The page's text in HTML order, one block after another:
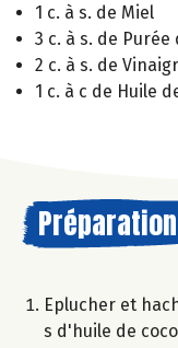
1 c. à s. de Miel
3 c. à s. de
2 c. à s. de
1 c. à c de Huile
Préparation
Eplucher et
s d'huile de